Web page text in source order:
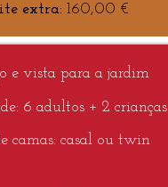
160,00 €
e vista para a jardim
6 adultos + 2 crianças
camas: casal ou twin